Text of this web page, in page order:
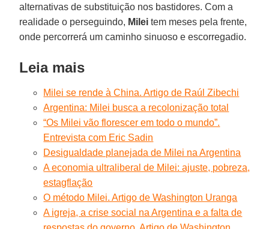
alternativas de substituição nos bastidores. Com a
realidade o perseguindo, Milei tem meses pela frente,
onde percorrerá um caminho sinuoso e escorregadio.
Leia mais
Milei se rende à China. Artigo de Raúl Zibechi
Argentina: Milei busca a recolonização total
“Os Milei vão florescer em todo o mundo”.
Entrevista com Eric Sadin
Desigualdade planejada de Milei na Argentina
A economia ultraliberal de Milei: ajuste, pobreza,
estagflação
O método Milei. Artigo de Washington Uranga
A igreja, a crise social na Argentina e a falta de